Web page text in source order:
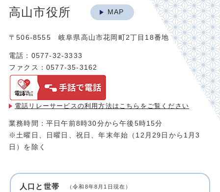
高山市役所 MAP
〒506-8555 岐阜県高山市花岡町2丁目18番地
電話：0577-32-3333
ファクス：0577-35-3162
電話リレーサービスの利用方法は こちらをご覧ください
業務時間：平日午前8時30分から午後5時15分
※土曜日、日曜日、祝日、年末年始（12月29日から1月3
日）を除く
人口と世帯 （令和8年8月1日現在）